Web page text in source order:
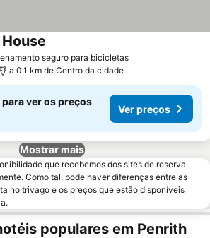
seguro para bicicletas
a 0.1 km de Centro da cidade
ver os preços
Ver preços
Mostrar mais
que recebemos dos sites de reserva
Como tal, pode haver diferenças entre as
no trivago e os preços que estão disponíveis
populares em Penrith